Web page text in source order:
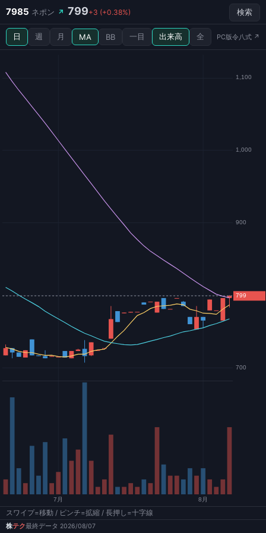
7985 ネポン ↗ 799+3 (+0.38%) 検索
日 週 月 MA BB 一目 出来高 全 PC版令八式 ↗
スワイプ=移動 / ピンチ=拡縮 / 長押し=十字線
株テク最終データ 2026/08/07